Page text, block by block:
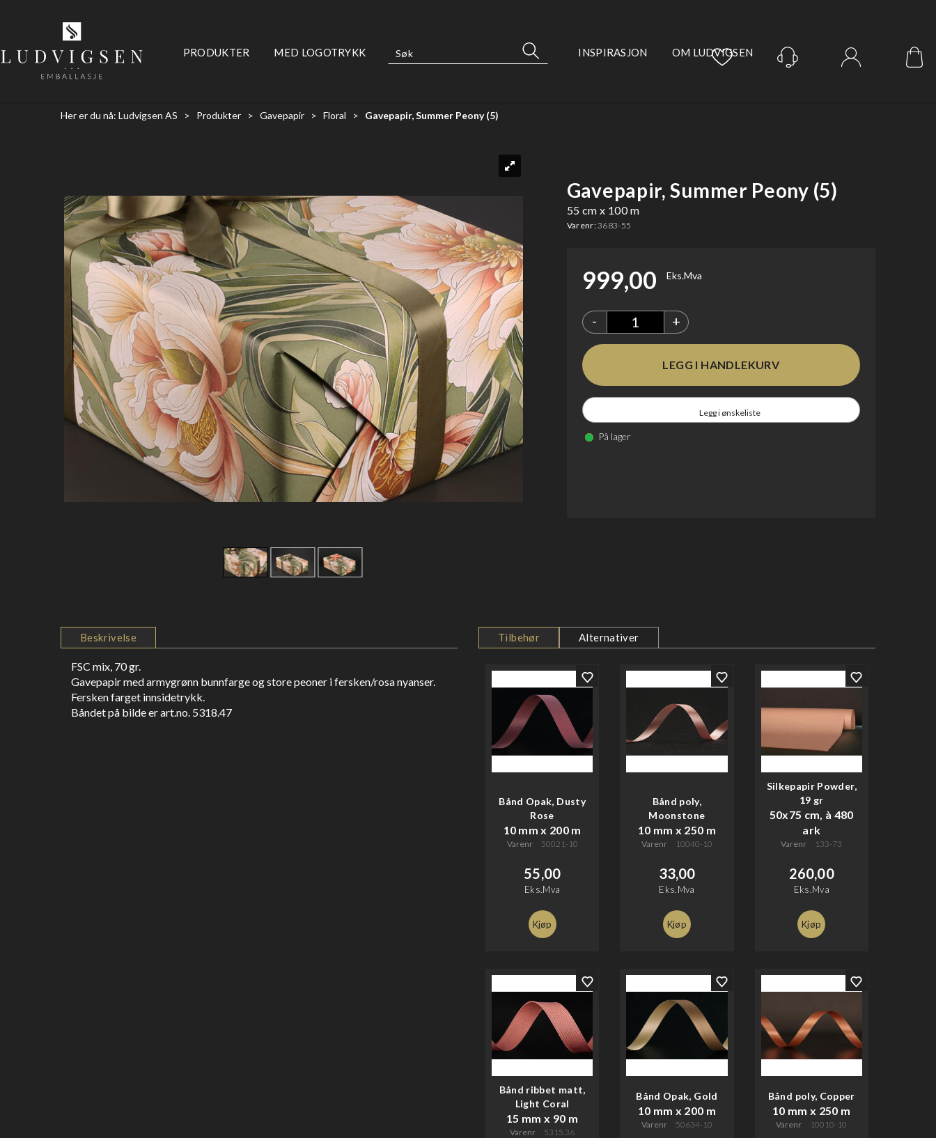
PRODUKTER MED LOGOTRYKK INSPIRASJON OM LUDVIGSEN
Her er du nå: Ludvigsen AS > Produkter > Gavepapir > Floral > Gavepapir, Summer Peony (5)
Gavepapir, Summer Peony (5)
55 cm x 100 m
Varenr:3683-55
999,00 Eks.Mva
- +
Legg i ønskeliste
På lager
Beskrivelse
FSC mix, 70 gr.
Gavepapir med armygrønn bunnfarge og store peoner i fersken/rosa nyanser.
Fersken farget innsidetrykk.
Båndet på bilde er art.no. 5318.47
Tilbehør Alternativer
Bånd Opak, Dusty
Rose
10 mm x 200 m
Varenr 50021-10
55,00
Eks.Mva
Kjøp
Bånd poly,
Moonstone
10 mm x 250 m
Varenr 10040-10
33,00
Eks.Mva
Kjøp
Silkepapir Powder,
19 gr
50x75 cm, à 480
ark
Varenr 133-73
260,00
Eks.Mva
Kjøp
Bånd ribbet matt,
Light Coral
15 mm x 90 m
Varenr 5315.36
Bånd Opak, Gold
10 mm x 200 m
Varenr 50634-10
Bånd poly, Copper
10 mm x 250 m
Varenr 10010-10